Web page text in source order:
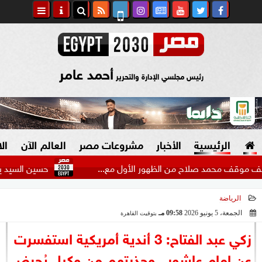
رئيس مجلسي الإدارة والتحرير أحمد عامر
الرئيسية الأخبار
السياسة
الرئاسة
دين وفتاوى
مشروعات مصر العالم الآن
حسين السيد يكشف محمد صلاح من الظهور الأول مع...
الرياضة
الجمعة، 5 يونيو 2026
09:58 مـ بتوقيت القاهرة
زكي عبد الفتاح: 3 أندية أمريكية استفسرت